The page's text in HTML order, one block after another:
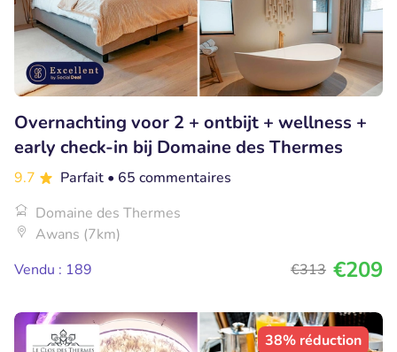
Overnachting voor 2 + ontbijt + wellness +
early check-in bij Domaine des Thermes
9.7 Parfait • 65 commentaires
Domaine des Thermes
Awans (7km)
Vendu : 189
€313 €209
38% réduction